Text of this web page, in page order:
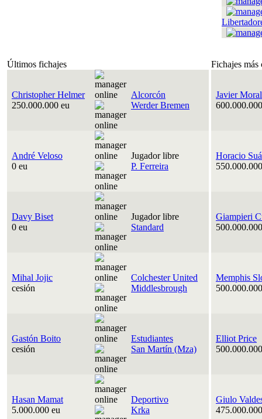
Últimos fichajes Fichajes más
Christopher Helmer
250.000.000 eu
Alcorcón
Werder Bremen
Javier
André Veloso
0 eu
Jugador libre
P. Ferreira
Horacio
Davy Biset
0 eu
Jugador libre
Standard
Giampieri
Mihal Jojic
cesión
Colchester United
Middlesbrough
Memphis
Gastón Boito
cesión
Estudiantes
San Martín (Mza)
Elliot Price
Hasan Mamat
5.000.000 eu
Deportivo
Krka
Giulo